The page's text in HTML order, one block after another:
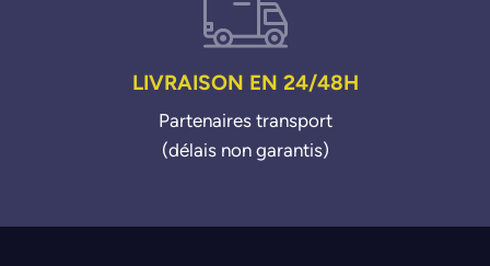
LIVRAISON EN 24/48H
Partenaires transport
(délais non garantis)